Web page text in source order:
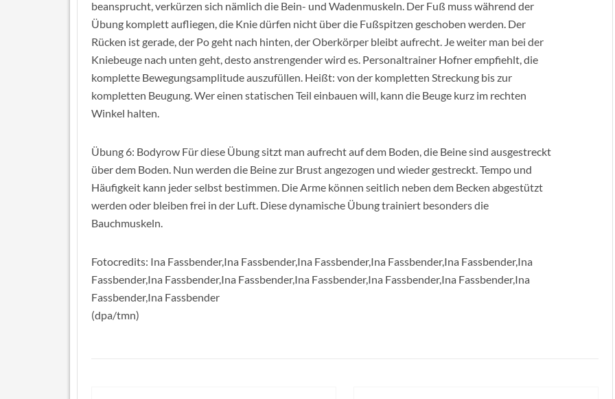
beansprucht, verkürzen sich nämlich die Bein- und Wadenmuskeln. Der Fuß muss während der
Übung komplett aufliegen, die Knie dürfen nicht über die Fußspitzen geschoben werden. Der
Rücken ist gerade, der Po geht nach hinten, der Oberkörper bleibt aufrecht. Je weiter man bei der
Kniebeuge nach unten geht, desto anstrengender wird es. Personaltrainer Hofner empfiehlt, die
komplette Bewegungsamplitude auszufüllen. Heißt: von der kompletten Streckung bis zur
kompletten Beugung. Wer einen statischen Teil einbauen will, kann die Beuge kurz im rechten
Winkel halten.
Übung 6: Bodyrow Für diese Übung sitzt man aufrecht auf dem Boden, die Beine sind ausgestreckt
über dem Boden. Nun werden die Beine zur Brust angezogen und wieder gestreckt. Tempo und
Häufigkeit kann jeder selbst bestimmen. Die Arme können seitlich neben dem Becken abgestützt
werden oder bleiben frei in der Luft. Diese dynamische Übung trainiert besonders die
Bauchmuskeln.
Fotocredits: Ina Fassbender,Ina Fassbender,Ina Fassbender,Ina Fassbender,Ina Fassbender,Ina
Fassbender,Ina Fassbender,Ina Fassbender,Ina Fassbender,Ina Fassbender,Ina Fassbender,Ina
Fassbender,Ina Fassbender
(dpa/tmn)